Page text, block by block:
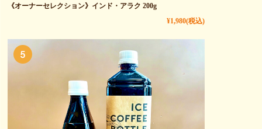
《オーナーセレクション》インド・アラク 200g
¥1,980(税込)